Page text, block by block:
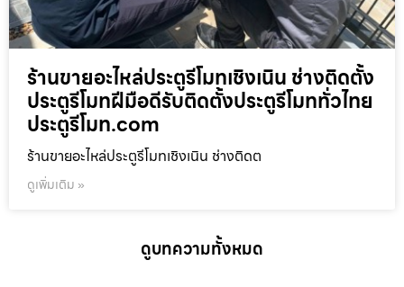
ร้านขายอะไหล่ประตูรีโมทเชิงเนิน ช่างติดตั้ง
ประตูรีโมทฝีมือดีรับติดตั้งประตูรีโมททั่วไทย
ประตูรีโมท.com
ร้านขายอะไหล่ประตูรีโมทเชิงเนิน ช่างติดต
ดูเพิ่มเติม »
ดูบทความทั้งหมด